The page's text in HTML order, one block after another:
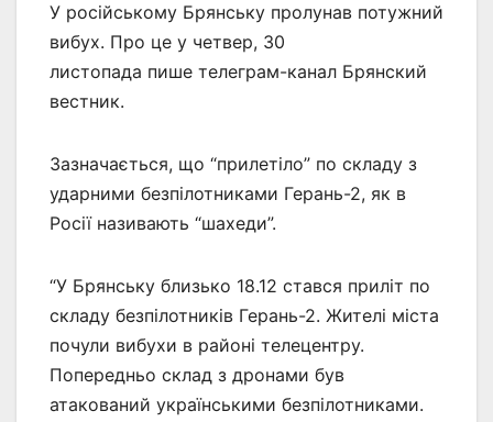
У російському Брянську пролунав потужний
вибух. Про це у четвер, 30
листопада пише телеграм-канал Брянский
вестник.
Зазначається, що “прилетіло” по складу з
ударними безпілотниками Герань-2, як в
Росії називають “шахеди”.
“У Брянську близько 18.12 стався приліт по
складу безпілотників Герань-2. Жителі міста
почули вибухи в районі телецентру.
Попередньо склад з дронами був
атакований українськими безпілотниками.